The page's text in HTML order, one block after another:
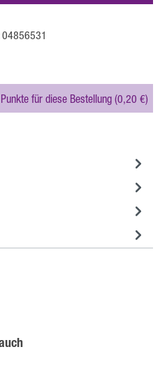
04856531
für diese Bestellung (0,20 €)